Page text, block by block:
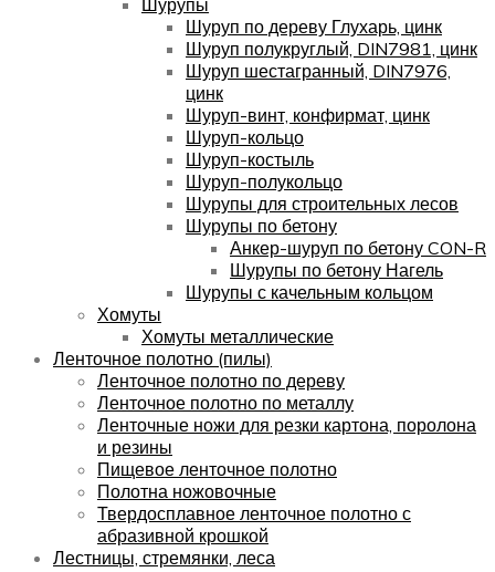
Шуруп по дереву Глухарь, цинк
Шуруп полукруглый, DIN7981, цинк
Шуруп шестагранный, DIN7976,
цинк
Шуруп-винт, конфирмат, цинк
Шуруп-кольцо
Шуруп-костыль
Шуруп-полукольцо
Шурупы для строительных лесов
Шурупы по бетону
Анкер-шуруп по бетону CON-R
Шурупы по бетону Нагель
Шурупы с качельным кольцом
Хомуты
Хомуты металлические
Ленточное полотно (пилы)
Ленточное полотно по дереву
Ленточное полотно по металлу
Ленточные ножи для резки картона, поролона
и резины
Пищевое ленточное полотно
Полотна ножовочные
Твердосплавное ленточное полотно с
абразивной крошкой
Лестницы, стремянки, леса